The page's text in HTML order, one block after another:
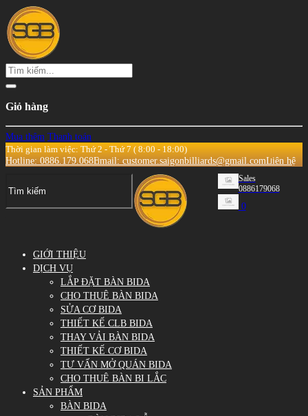
Giỏ hàng
Mua thêm Thanh toán
Thời gian làm việc: Thứ 2 - Thứ 7 ( 8:00 - 18:00)
Hotline: 0886.179.068Email: customer.saigonbilliards@gmail.comLiên hệ
Sales
0886179068
0
GIỚI THIỆU
DỊCH VỤ
LẮP ĐẶT BÀN BIDA
CHO THUÊ BÀN BIDA
SỬA CƠ BIDA
THIẾT KẾ CLB BIDA
THAY VẢI BÀN BIDA
THIẾT KẾ CƠ BIDA
TƯ VẤN MỞ QUÁN BIDA
CHO THUÊ BÀN BI LẮC
SẢN PHẨM
BÀN BIDA